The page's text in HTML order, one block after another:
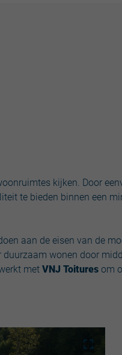
kijken. Door
te bieden binnen een
aan de eisen van de
duurzaam wonen door
met VNJ Toitures om